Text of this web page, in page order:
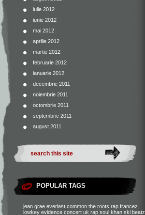
iulie 2012
iunie 2012
mai 2012
aprilie 2012
martie 2012
februarie 2012
ianuarie 2012
decembrie 2011
noiembrie 2011
octombrie 2011
septembrie 2011
august 2011
POPULAR TAGS
jean grae everlast common the roots rap francez
lowkey evidence concert uk rap soul khan ski beatz